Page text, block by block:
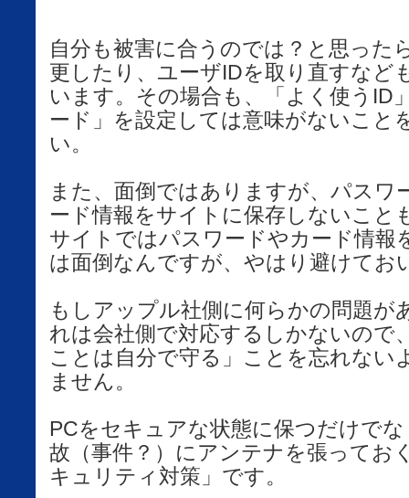
自分も被害に合うのでは？と思った
更したり、ユーザIDを取り直すなど
います。その場合も、「よく使うID
ード」を設定しては意味がないこと
い。
また、面倒ではありますが、パスワ
ード情報をサイトに保存しないこと
サイトではパスワードやカード情報
は面倒なんですが、やはり避けてお
もしアップル社側に何らかの問題が
れは会社側で対応するしかないので
ことは自分で守る」ことを忘れない
ません。
PCをセキュアな状態に保つだけで
故（事件？）にアンテナを張ってお
キュリティ対策」です。